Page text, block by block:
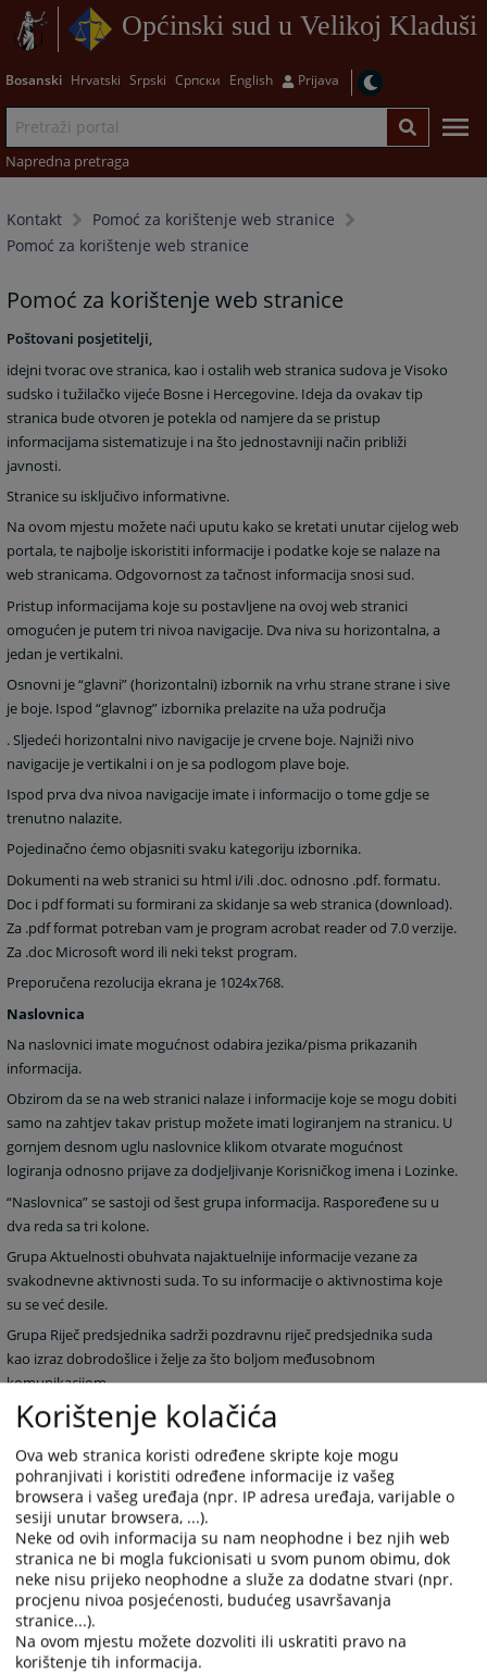
Općinski sud u Velikoj Kladuši
Bosanski Hrvatski Srpski Српски English Prijava
Napredna pretraga
Kontakt
Pomoć za korištenje web stranice
Pomoć za korištenje web stranice
Pomoć za korištenje web stranice
Poštovani posjetitelji,
idejni tvorac ove stranica, kao i ostalih web stranica sudova je Visoko
sudsko i tužilačko vijeće Bosne i Hercegovine. Ideja da ovakav tip
stranica bude otvoren je potekla od namjere da se pristup
informacijama sistematizuje i na što jednostavniji način približi
javnosti.
Stranice su isključivo informativne.
Na ovom mjestu možete naći uputu kako se kretati unutar cijelog web
portala, te najbolje iskoristiti informacije i podatke koje se nalaze na
web stranicama. Odgovornost za tačnost informacija snosi sud.
Pristup informacijama koje su postavljene na ovoj web stranici
omogućen je putem tri nivoa navigacije. Dva niva su horizontalna, a
jedan je vertikalni.
Osnovni je “glavni” (horizontalni) izbornik na vrhu strane strane i sive
je boje. Ispod “glavnog” izbornika prelazite na uža područja
. Sljedeći horizontalni nivo navigacije je crvene boje. Najniži nivo
navigacije je vertikalni i on je sa podlogom plave boje.
Ispod prva dva nivoa navigacije imate i informacijo o tome gdje se
trenutno nalazite.
Pojedinačno ćemo objasniti svaku kategoriju izbornika.
Dokumenti na web stranici su html i/ili .doc. odnosno .pdf. formatu.
Doc i pdf formati su formirani za skidanje sa web stranica (download).
Za .pdf format potreban vam je program acrobat reader od 7.0 verzije.
Za .doc Microsoft word ili neki tekst program.
Preporučena rezolucija ekrana je 1024x768.
Naslovnica
Na naslovnici imate mogućnost odabira jezika/pisma prikazanih
informacija.
Obzirom da se na web stranici nalaze i informacije koje se mogu dobiti
samo na zahtjev takav pristup možete imati logiranjem na stranicu. U
gornjem desnom uglu naslovnice klikom otvarate mogućnost
logiranja odnosno prijave za dodjeljivanje Korisničkog imena i Lozinke.
“Naslovnica” se sastoji od šest grupa informacija. Raspoređene su u
dva reda sa tri kolone.
Grupa Aktuelnosti obuhvata najaktuelnije informacije vezane za
svakodnevne aktivnosti suda. To su informacije o aktivnostima koje
su se već desile.
Grupa Riječ predsjednika sadrži pozdravnu riječ predsjednika suda
kao izraz dobrodošlice i želje za što boljom međusobnom
komunikacijom.
Grupa Najava događaja predstavlja najavu budućih događanja važnih
za sud sa datumom događanja.
Grupa često postavljana pitanja prikazuje pitanja i odgovore koji su
najčešće postavljana sudu, a vezana su za rad suda ili druge aktivnosti
vezane za sam sud.
Grupa Raspored suđenja prikazuje detaljne informacije o suđenjima u
sudu za određeni vremenski period.
Grupa Vijesti iz pravosuđa obuhvata informacije koje su vezane za
pravosuđe BiH u cjelini.
Unutar svih grupa starije novosti i informacije osim onih koje su na
Korištenje kolačića
Ova web stranica koristi određene skripte koje mogu
pohranjivati i koristiti određene informacije iz vašeg
browsera i vašeg uređaja (npr. IP adresa uređaja, varijable o
sesiji unutar browsera, ...).
Neke od ovih informacija su nam neophodne i bez njih web
stranica ne bi mogla fukcionisati u svom punom obimu, dok
neke nisu prijeko neophodne a služe za dodatne stvari (npr.
procjenu nivoa posjećenosti, budućeg usavršavanja
stranice...).
Na ovom mjestu možete dozvoliti ili uskratiti pravo na
korištenje tih informacija.